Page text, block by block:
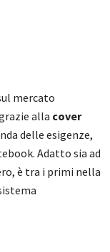
mercato
alla cover
delle esigenze,
Adatto sia ad
è tra i primi nella